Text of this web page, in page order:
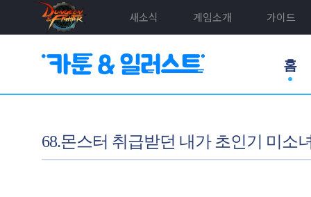
새소식 게임소개 가이드
홈
68.몬스터 취급받던 내가 초인기 미